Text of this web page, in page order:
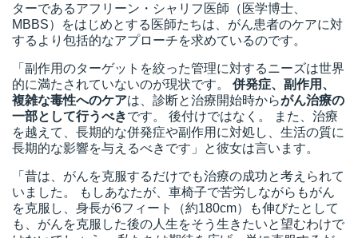
ターであるアフリーン・シャリフ医師（医学博士、
MBBS）をはじめとする医師たちは、がん患者のケアに対
するより包括的なアプローチを求めているのです。
「副作用のターゲットを絞った管理に対するニーズは世界
的に満たされていないのが現状です。 併発症、副作用、
複雑な毒性へのケアは、診断と治療開始時からがん治療の
一部として行うべきです。 後付けではなく。 また、治療
を越えて、長期的な併発症や副作用に対処し、生活の質に
長期的な影響を与えるべきです」と彼女は言います。
「昔は、がんを克服するだけでも治療の成功と考えられて
いました。 もしあなたが、車椅子で苦労しながらもがん
を克服し、身長が6フィート（約180cm）も伸びたとして
も、がんを克服した後の人生をそう生きたいと望むわけで